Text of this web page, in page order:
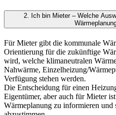
2. Ich bin Mieter – Welche
Für Mieter gibt die kommunale
Orientierung für die zukünftige
wird, welche klimaneutralen
Nahwärme, Einzelheizung/
Verfügung stehen werden.
Die Entscheidung für einen
Eigentümer, aber auch für Mieter
Wärmeplanung zu informieren